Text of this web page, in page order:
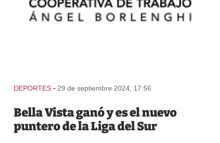
DEPORTES - 29 de septiembre 2024, 17:56
Bella Vista ganó y es el nuevo
puntero de la Liga del Sur